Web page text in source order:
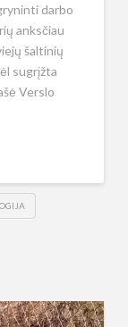
darbo
anksčiau
šaltinių
sugrįžta
Verslo